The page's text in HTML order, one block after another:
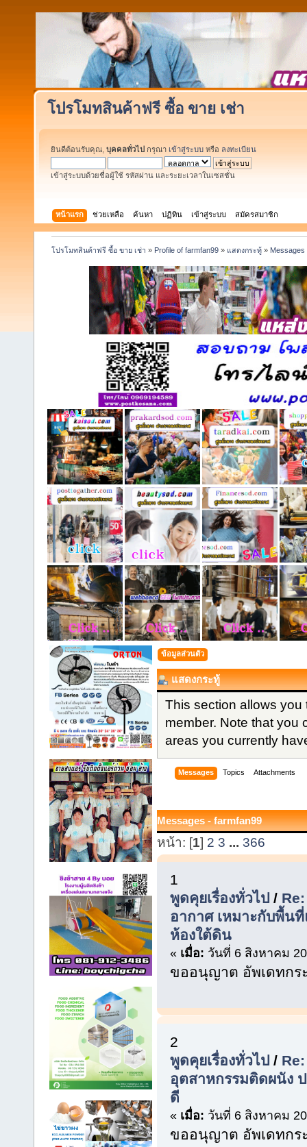
โปรโมทสินค้าฟรี ซื้อ ขาย เช่า
ยินดีต้อนรับคุณ, บุคคลทั่วไป กรุณา เข้าสู่ระบบ หรือ ลงทะเบียน
เข้าสู่ระบบด้วยชื่อผู้ใช้ รหัสผ่าน และระยะเวลาในเซสชั่น
หน้าแรก ช่วยเหลือ ค้นหา ปฏิทิน เข้าสู่ระบบ สมัครสมาชิก
โปรโมทสินค้าฟรี ซื้อ ขาย เช่า » Profile of farmfan99 » แสดงกระทู้ » Messages
ข้อมูลส่วนตัว
แสดงกระทู้
This section allows
member. Note that you
areas you currently
Messages Topics Attachments
Messages - farmfan99
หน้า: [1] 2 3 ... 366
1
พูดคุยเรื่องทั่วไป /
อากาศ เหมาะกับพื้น
ห้องใต้ดิน
« เมื่อ: วันที่ 6 สิงหาคม
ขออนุญาต อัพเดทกร
2
พูดคุยเรื่องทั่วไป /
อุตสาหกรรมติดผนัง
ดี
« เมื่อ: วันที่ 6 สิงหาคม
ขออนุญาต อัพเดทกร